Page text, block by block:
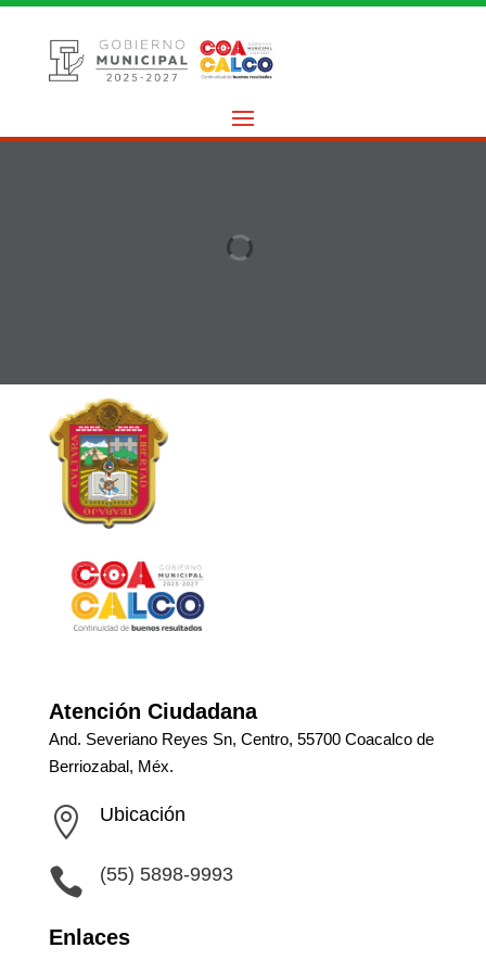
Atención Ciudadana
And. Severiano Reyes Sn, Centro, 55700 Coacalco de
Berriozabal, Méx.
 Ubicación
 (55) 5898-9993
Enlaces